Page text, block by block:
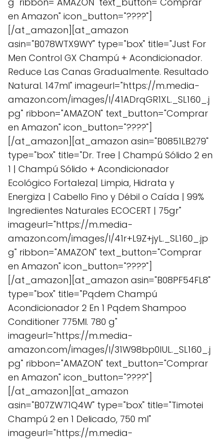
en Amazon" icon_button="????"]
[/at_amazon][at_amazon
asin="B078WTX9WY" type="box" title="Just For
Men Control GX Champú + Acondicionador.
Reduce Las Canas Gradualmente. Resultado
Natural. 147ml" imageurl="https://m.media-
amazon.com/images/I/41ADrqGR1XL._SL160_.j
pg" ribbon="AMAZON" text_button="Comprar
en Amazon" icon_button="????"]
[/at_amazon][at_amazon asin="B0851LB279"
type="box" title="Dr. Tree | Champú Sólido 2 en
1 | Champú Sólido + Acondicionador
Ecológico Fortaleza| Limpia, Hidrata y
Energiza | Cabello Fino y Débil o Caída | 99%
Ingredientes Naturales ECOCERT | 75gr"
imageurl="https://m.media-
amazon.com/images/I/41r+L9Z+jyL._SL160_.jp
g" ribbon="AMAZON" text_button="Comprar
en Amazon" icon_button="????"]
[/at_amazon][at_amazon asin="B08PF54FL8"
type="box" title="Pqdem Champú
Acondicionador 2 En 1 Pqdem Shampoo
Conditioner 775Ml. 780 g"
imageurl="https://m.media-
amazon.com/images/I/31W98bp0IUL._SL160_.j
pg" ribbon="AMAZON" text_button="Comprar
en Amazon" icon_button="????"]
[/at_amazon][at_amazon
asin="B07ZW71Q4W" type="box" title="Timotei
Champú 2 en 1 Delicado, 750 ml"
imageurl="https://m.media-